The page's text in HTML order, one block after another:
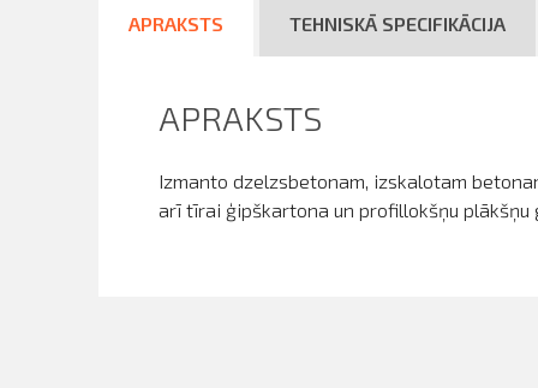
APRAKSTS TEHNISKĀ SPECIFIKĀCIJA
APRAKSTS
Izmanto dzelzsbetonam, izskalotam
arī tīrai ģipškartona un profillokšņu